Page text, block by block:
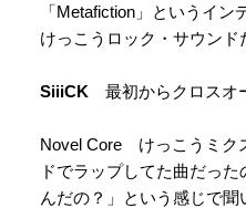
「Metafiction」というイ
けっこうロック・サウンド
SiiiCK 最初からクロスオ
Novel Core けっこうミク
ドでラップしてた曲だっ
んだの？」という感じで